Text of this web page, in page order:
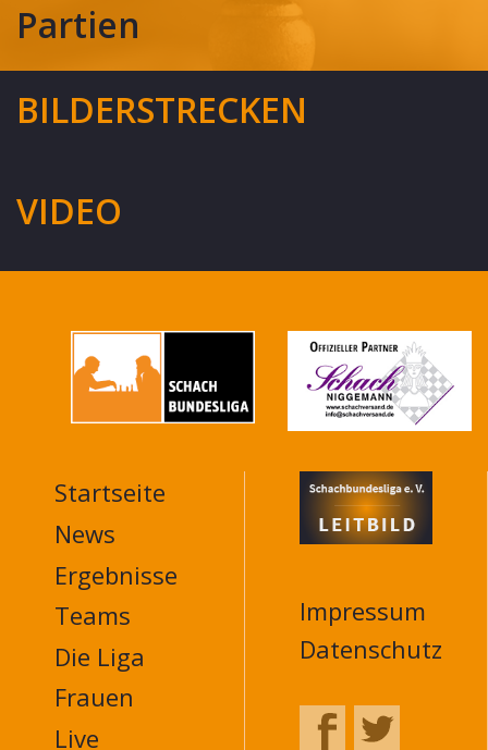
Partien
BILDERSTRECKEN
VIDEO
MAIN
NAVIGATION
FOOTER
Startseite
News
Ergebnisse
Teams
Die Liga
Frauen
Live
Impressum
Datenschutz